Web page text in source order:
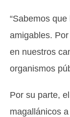
“Sabemos
amigables.
en nuestros
organismos
Por su parte,
magallánicos